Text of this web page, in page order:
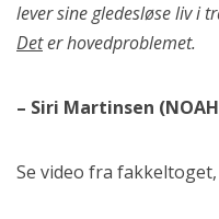
lever sine gledesløse liv i
Deter hovedproblemet.
– Siri Martinsen
Se video fra